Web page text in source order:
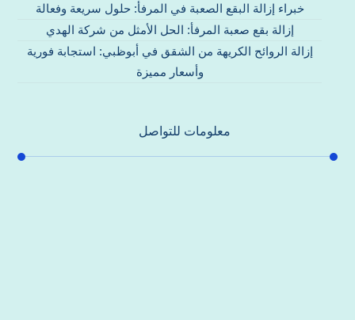
خبراء إزالة البقع الصعبة في المرفأ: حلول سريعة وفعالة
إزالة بقع صعبة المرفأ: الحل الأمثل من شركة الهدي
إزالة الروائح الكريهة من الشقق في أبوظبي: استجابة فورية
وأسعار مميزة
معلومات للتواصل